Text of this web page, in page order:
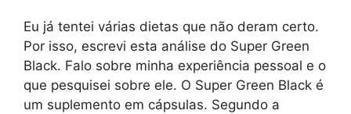
Eu já tentei várias dietas que não deram certo.
Por isso, escrevi esta análise do Super Green
Black. Falo sobre minha experiência pessoal e o
que pesquisei sobre ele. O Super Green Black é
um suplemento em cápsulas. Segundo a